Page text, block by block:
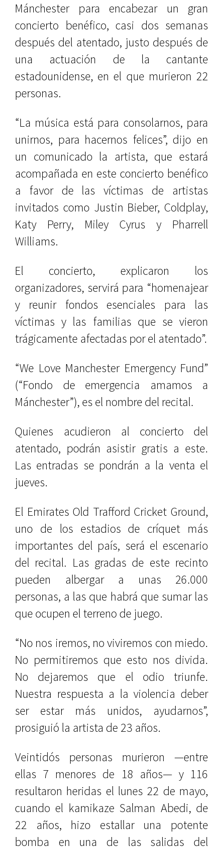
Mánchester para encabezar un gran
concierto benéfico, casi dos semanas
después del atentado, justo después de
una actuación de la cantante
estadounidense, en el que murieron 22
personas.
“La música está para consolarnos, para
unirnos, para hacernos felices”, dijo en
un comunicado la artista, que estará
acompañada en este concierto benéfico
a favor de las víctimas de artistas
invitados como Justin Bieber, Coldplay,
Katy Perry, Miley Cyrus y Pharrell
Williams.
El concierto, explicaron los
organizadores, servirá para “homenajear
y reunir fondos esenciales para las
víctimas y las familias que se vieron
trágicamente afectadas por el atentado”.
“We Love Manchester Emergency Fund”
(“Fondo de emergencia amamos a
Mánchester”), es el nombre del recital.
Quienes acudieron al concierto del
atentado, podrán asistir gratis a este.
Las entradas se pondrán a la venta el
jueves.
El Emirates Old Trafford Cricket Ground,
uno de los estadios de críquet más
importantes del país, será el escenario
del recital. Las gradas de este recinto
pueden albergar a unas 26.000
personas, a las que habrá que sumar las
que ocupen el terreno de juego.
“No nos iremos, no viviremos con miedo.
No permitiremos que esto nos divida.
No dejaremos que el odio triunfe.
Nuestra respuesta a la violencia deber
ser estar más unidos, ayudarnos”,
prosiguió la artista de 23 años.
Veintidós personas murieron —entre
ellas 7 menores de 18 años— y 116
resultaron heridas el lunes 22 de mayo,
cuando el kamikaze Salman Abedi, de
22 años, hizo estallar una potente
bomba en una de las salidas del